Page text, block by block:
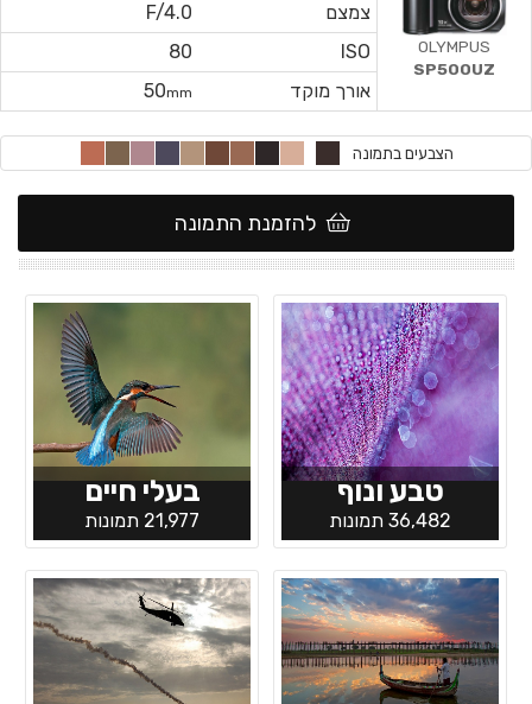
צמצם
F/4.0
ISO
80
אורך מוקד
50mm
OLYMPUS
SP500UZ
הצבעים בתמונה
להזמנת התמונה
טבע ונוף
36,482 תמונות
בעלי חיים
21,977 תמונות